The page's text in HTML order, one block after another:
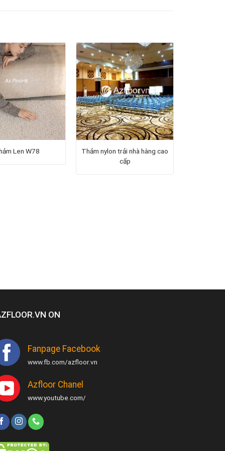
Len W78
Thảm nylon trải nhà hàng cao
cấp
ON
Fanpage Facebook
www.fb.com/azfloor.vn
Azfloor Chanel
www.youtube.com/